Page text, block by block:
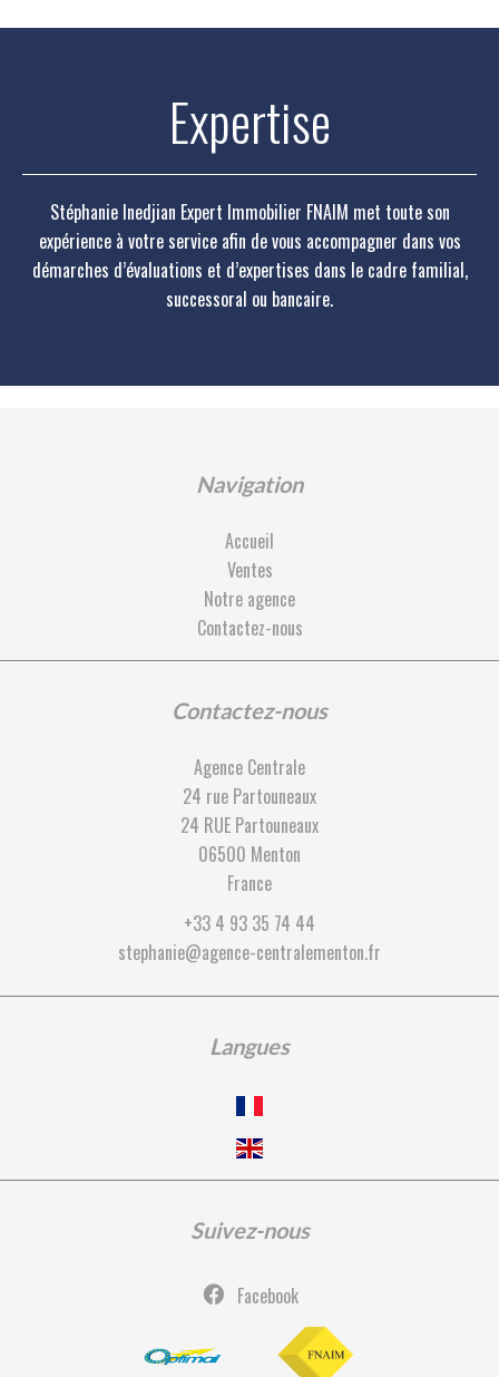
Expertise
Stéphanie Inedjian Expert Immobilier FNAIM met toute son
expérience à votre service afin de vous accompagner dans vos
démarches d’évaluations et d’expertises dans le cadre familial,
successoral ou bancaire.
Navigation
Accueil
Ventes
Notre agence
Contactez-nous
Contactez-nous
Agence Centrale
24 rue Partouneaux
24 RUE Partouneaux
06500 Menton
France
+33 4 93 35 74 44
stephanie@agence-centralementon.fr
Langues
Suivez-nous
Facebook